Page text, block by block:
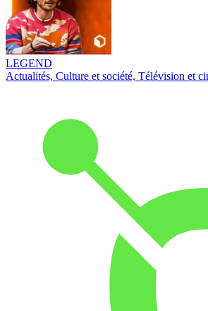
LEGEND
Actualités, Culture et société, Télévision et